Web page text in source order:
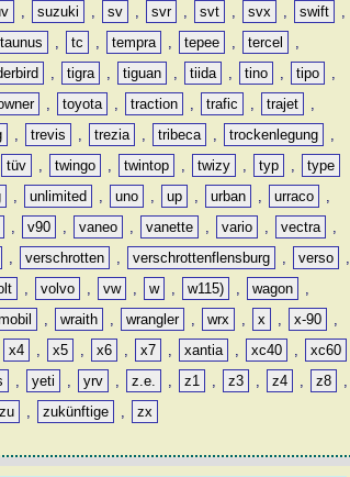
, suzuki , sv , svr , svt , svx , swift
,
taunus , tc , tempra , tepee , tercel
,
, tigra , tiguan , tiida , tino , tipo
,
, toyota , traction , trafic , trajet
,
, trevis , trezia , tribeca , trockenlegung
,
tüv , twingo , twintop , twizy , typ ,
type
, unlimited , uno , up , urban , urraco
,
, v90 , vaneo , vanette , vario , vectra
,
, verschrotten , verschrottenflensburg , verso
,
, volvo , vw , w , w115) , wagon
,
, wraith , wrangler , wrx , x , x-90
,
x4 , x5 , x6 , x7 , xantia , xc40 ,
xc60
, yeti , yrv , z.e. , z1 , z3 , z4 , z8
,
zu , zukünftige , zx